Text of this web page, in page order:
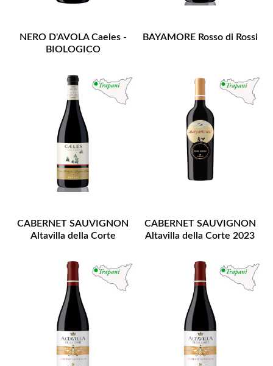
NERO D'AVOLA Caeles -
BIOLOGICO
BAYAMORE Rosso di Rossi
CABERNET SAUVIGNON
Altavilla della Corte
CABERNET SAUVIGNON
Altavilla della Corte 2023